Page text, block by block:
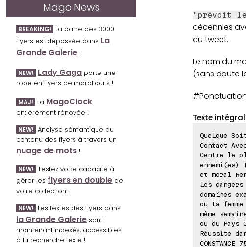
Mago News
BREAKING! La barre des 3000
flyers est dépassée dans La
Grande Galerie !
NEW! Lady Gaga porte une
robe en flyers de marabouts !
MAJ! La MagoClock
entièrement rénovée !
NEW! Analyse sémantique du
contenu des flyers à travers un
nuage de mots !
NEW! Testez votre capacité à
gérer les flyers en double de
votre collection !
NEW! Les textes des flyers dans
la Grande Galerie sont
maintenant indexés, accessibles
à la recherche texte !
"prévoit
décennies
du tweet.
Le nom du
(sans doute
Texte
Quelque
Contact
Centre le
ennemi(es)
et moral
les
domaines
ou ta
même
ou du Pays
Réussite